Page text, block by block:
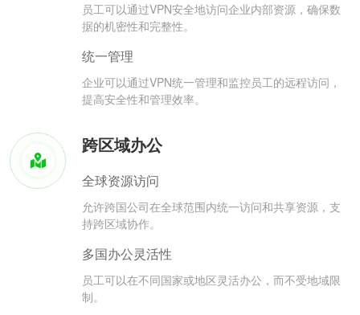
员工可以通过VPN安全地访问企业内部资源，确保数
据的机密性和完整性。
统一管理
企业可以通过VPN统一管理和监控员工的远程访问，
提高安全性和管理效率。
跨区域办公
全球资源访问
允许跨国公司在全球范围内统一访问和共享资源，支
持跨区域协作。
多国办公灵活性
员工可以在不同国家或地区灵活办公，而不受地域限
制。